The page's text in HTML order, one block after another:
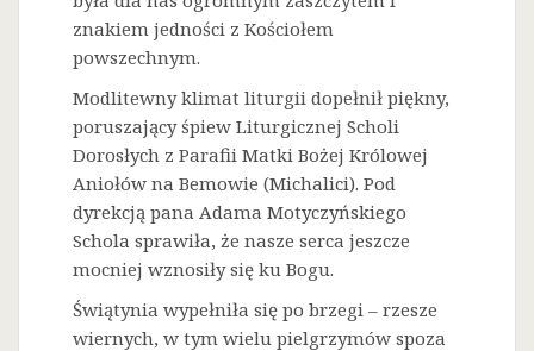
znakiem jedności z Kościołem
powszechnym.
Modlitewny klimat liturgii dopełnił piękny,
poruszający śpiew Liturgicznej Scholi
Dorosłych z Parafii Matki Bożej Królowej
Aniołów na Bemowie (Michalici). Pod
dyrekcją pana Adama Motyczyńskiego
Schola sprawiła, że nasze serca jeszcze
mocniej wznosiły się ku Bogu.
Świątynia wypełniła się po brzegi – rzesze
wiernych, w tym wielu pielgrzymów spoza